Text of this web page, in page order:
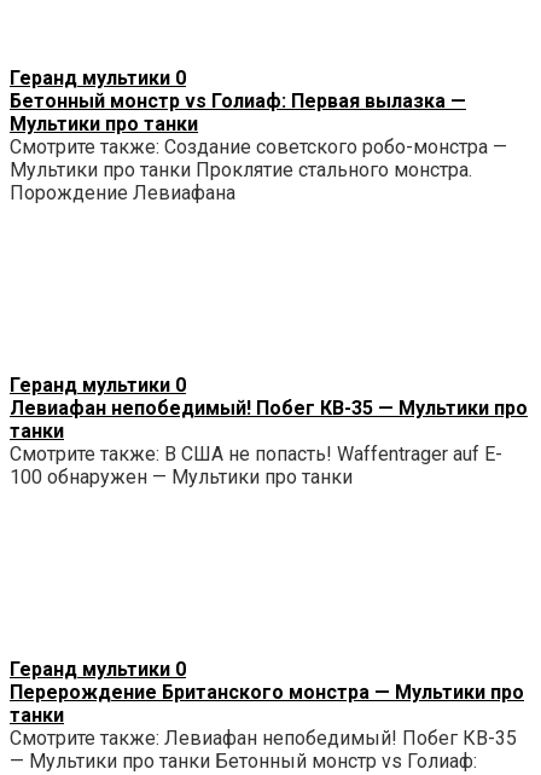
Геранд мультики 0
Бетонный монстр vs Голиаф: Первая вылазка —
Мультики про танки
Смотрите также: Создание советского робо-монстра —
Мультики про танки Проклятие стального монстра.
Порождение Левиафана
Геранд мультики 0
Левиафан непобедимый! Побег КВ-35 — Мультики про
танки
Смотрите также: В США не попасть! Waffentrager auf E-
100 обнаружен — Мультики про танки
Геранд мультики 0
Перерождение Британского монстра — Мультики про
танки
Смотрите также: Левиафан непобедимый! Побег КВ-35
— Мультики про танки Бетонный монстр vs Голиаф: